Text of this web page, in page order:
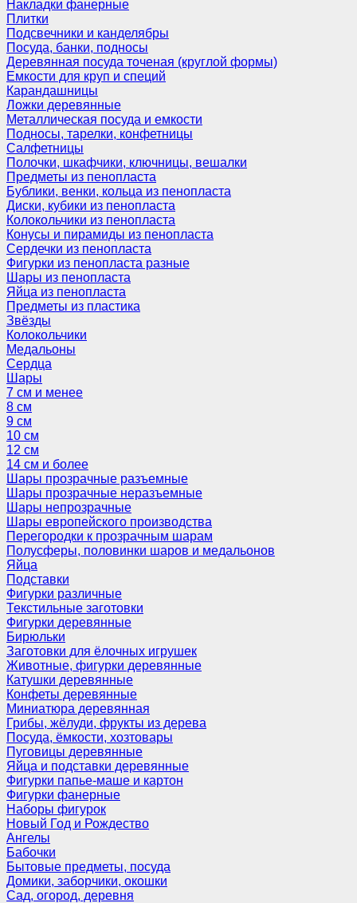
Накладки фанерные
Плитки
Подсвечники и канделябры
Посуда, банки, подносы
Деревянная посуда точеная (круглой формы)
Емкости для круп и специй
Карандашницы
Ложки деревянные
Металлическая посуда и емкости
Подносы, тарелки, конфетницы
Салфетницы
Полочки, шкафчики, ключницы, вешалки
Предметы из пенопласта
Бублики, венки, кольца из пенопласта
Диски, кубики из пенопласта
Колокольчики из пенопласта
Конусы и пирамиды из пенопласта
Сердечки из пенопласта
Фигурки из пенопласта разные
Шары из пенопласта
Яйца из пенопласта
Предметы из пластика
Звёзды
Колокольчики
Медальоны
Сердца
Шары
7 см и менее
8 см
9 см
10 см
12 см
14 см и более
Шары прозрачные разъемные
Шары прозрачные неразъемные
Шары непрозрачные
Шары европейского производства
Перегородки к прозрачным шарам
Полусферы, половинки шаров и медальонов
Яйца
Подставки
Фигурки различные
Текстильные заготовки
Фигурки деревянные
Бирюльки
Заготовки для ёлочных игрушек
Животные, фигурки деревянные
Катушки деревянные
Конфеты деревянные
Миниатюра деревянная
Грибы, жёлуди, фрукты из дерева
Посуда, ёмкости, хозтовары
Пуговицы деревянные
Яйца и подставки деревянные
Фигурки папье-маше и картон
Фигурки фанерные
Наборы фигурок
Новый Год и Рождество
Ангелы
Бабочки
Бытовые предметы, посуда
Домики, заборчики, окошки
Сад, огород, деревня